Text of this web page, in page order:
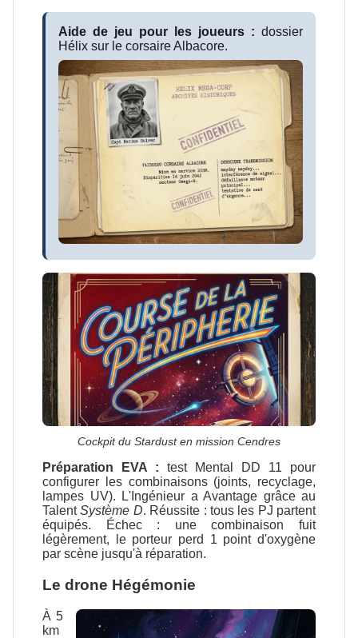
Aide de jeu pour les joueurs : dossier
Hélix sur le corsaire Albacore.
Cockpit du Stardust en mission Cendres
Préparation EVA : test Mental DD 11 pour
configurer les combinaisons (joints, recyclage,
lampes UV). L'Ingénieur a Avantage grâce au
TalentSystème D. Réussite : tous les PJ partent
équipés. Échec : une combinaison fuit
légèrement, le porteur perd 1 point d'oxygène
par scène jusqu'à réparation.
Le drone Hégémonie
À 5
km